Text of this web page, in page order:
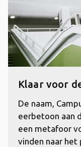
Klaar voor
De naam,
eerbetoon aan
een metafoor
vinden naar het